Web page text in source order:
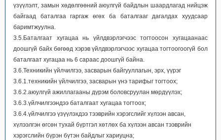
үзүүлэлт, замын хөдөлгөөний аюулгүй байдлын шаардлагад нийцэж
байгаад баталгаа гаргаж өгөх ба баталгааг дагалдах хуудсаар
баримтжуулна.
3.5.Баталгаат хугацаа нь үйлдвэрлэгчээс тогтоосон хугацаанаас
доошгүй байх бөгөөд хэрэв үйлдвэрлэгчээс хугацаа тогтоогоогүй бол
баталгаат хугацаа нь 6 сараас доошгүй байна.
3.6.Техникийн үйлчилгээ, засварын байгууллагын, эрх, үүрэг
3.6.1.техникийн үйлчилгээ, засварын үнэ тарифыг тогтоох;
3.6.2.аюулгүй ажиллагааны дүрэм боловсруулан мөрдүүлэх;
3.6.3.үйлчилгээндээ баталгаат хугацаа тогтоох;
3.6.4.үйлчилгээ үзүүлэхдээ тээврийн хэрэгслийг хүлээн авсан,
хүлээлгэн өгсөн тухай бүртгэл хөтлөх ба хүлээн авсан тээврийн
хэрэгслийн бүрэн бүтэн байдлыг хариуцна;